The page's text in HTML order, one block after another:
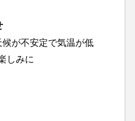
が不安定で気温が低
しみに